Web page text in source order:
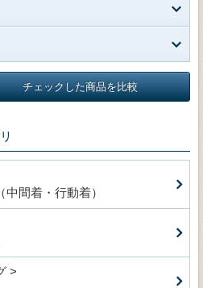
チェックした商品を比較
間着・行動着）
>